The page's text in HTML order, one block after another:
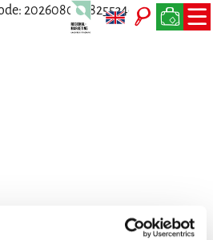
202608060825534ecf6100